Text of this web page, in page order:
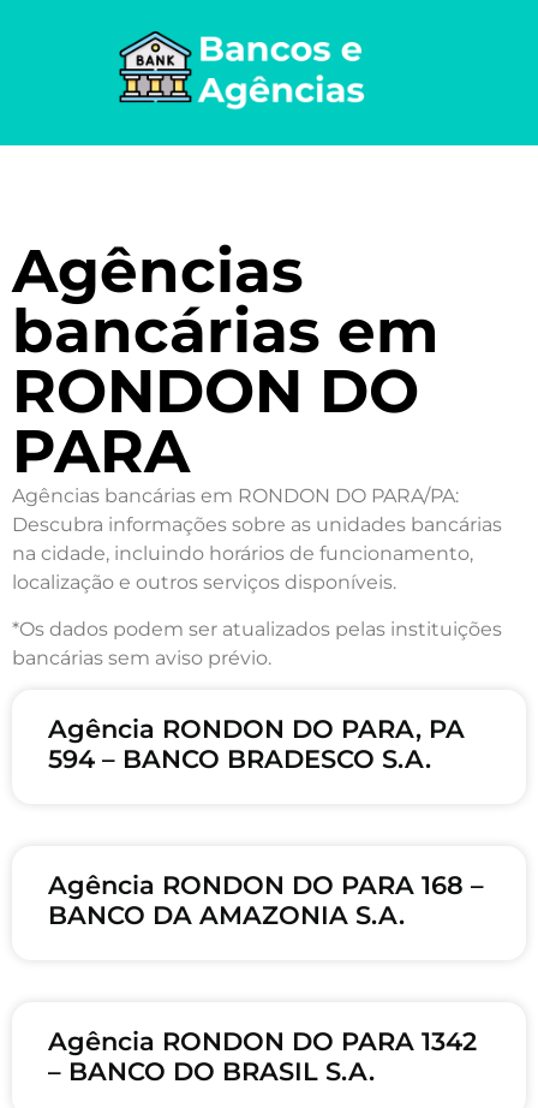
Agências
bancárias em
RONDON DO
PARA
Agências bancárias em RONDON DO PARA/PA:
Descubra informações sobre as unidades bancárias
na cidade, incluindo horários de funcionamento,
localização e outros serviços disponíveis.
*Os dados podem ser atualizados pelas instituições
bancárias sem aviso prévio.
Agência RONDON DO PARA, PA
594 – BANCO BRADESCO S.A.
Agência RONDON DO PARA 168 –
BANCO DA AMAZONIA S.A.
Agência RONDON DO PARA 1342
– BANCO DO BRASIL S.A.